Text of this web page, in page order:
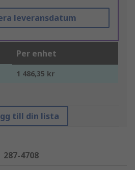
leveransdatum
Per enhet
1 486,35 kr
till din lista
287-4708